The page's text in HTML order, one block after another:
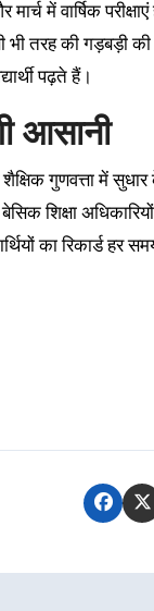
मार्च में वार्षिक
भी तरह की गड़बड़ी
पढ़ते हैं।
आसानी
गुणवत्ता में
बेसिक शिक्षा
का रिकार्ड हर